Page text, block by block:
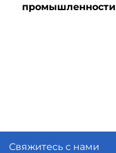
промышленности
Свяжитесь с нами